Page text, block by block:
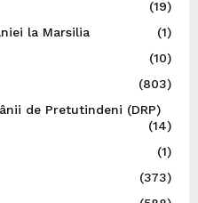
(19)
la Marsilia
(1)
(10)
(803)
de Pretutindeni (DRP)
(14)
(1)
(373)